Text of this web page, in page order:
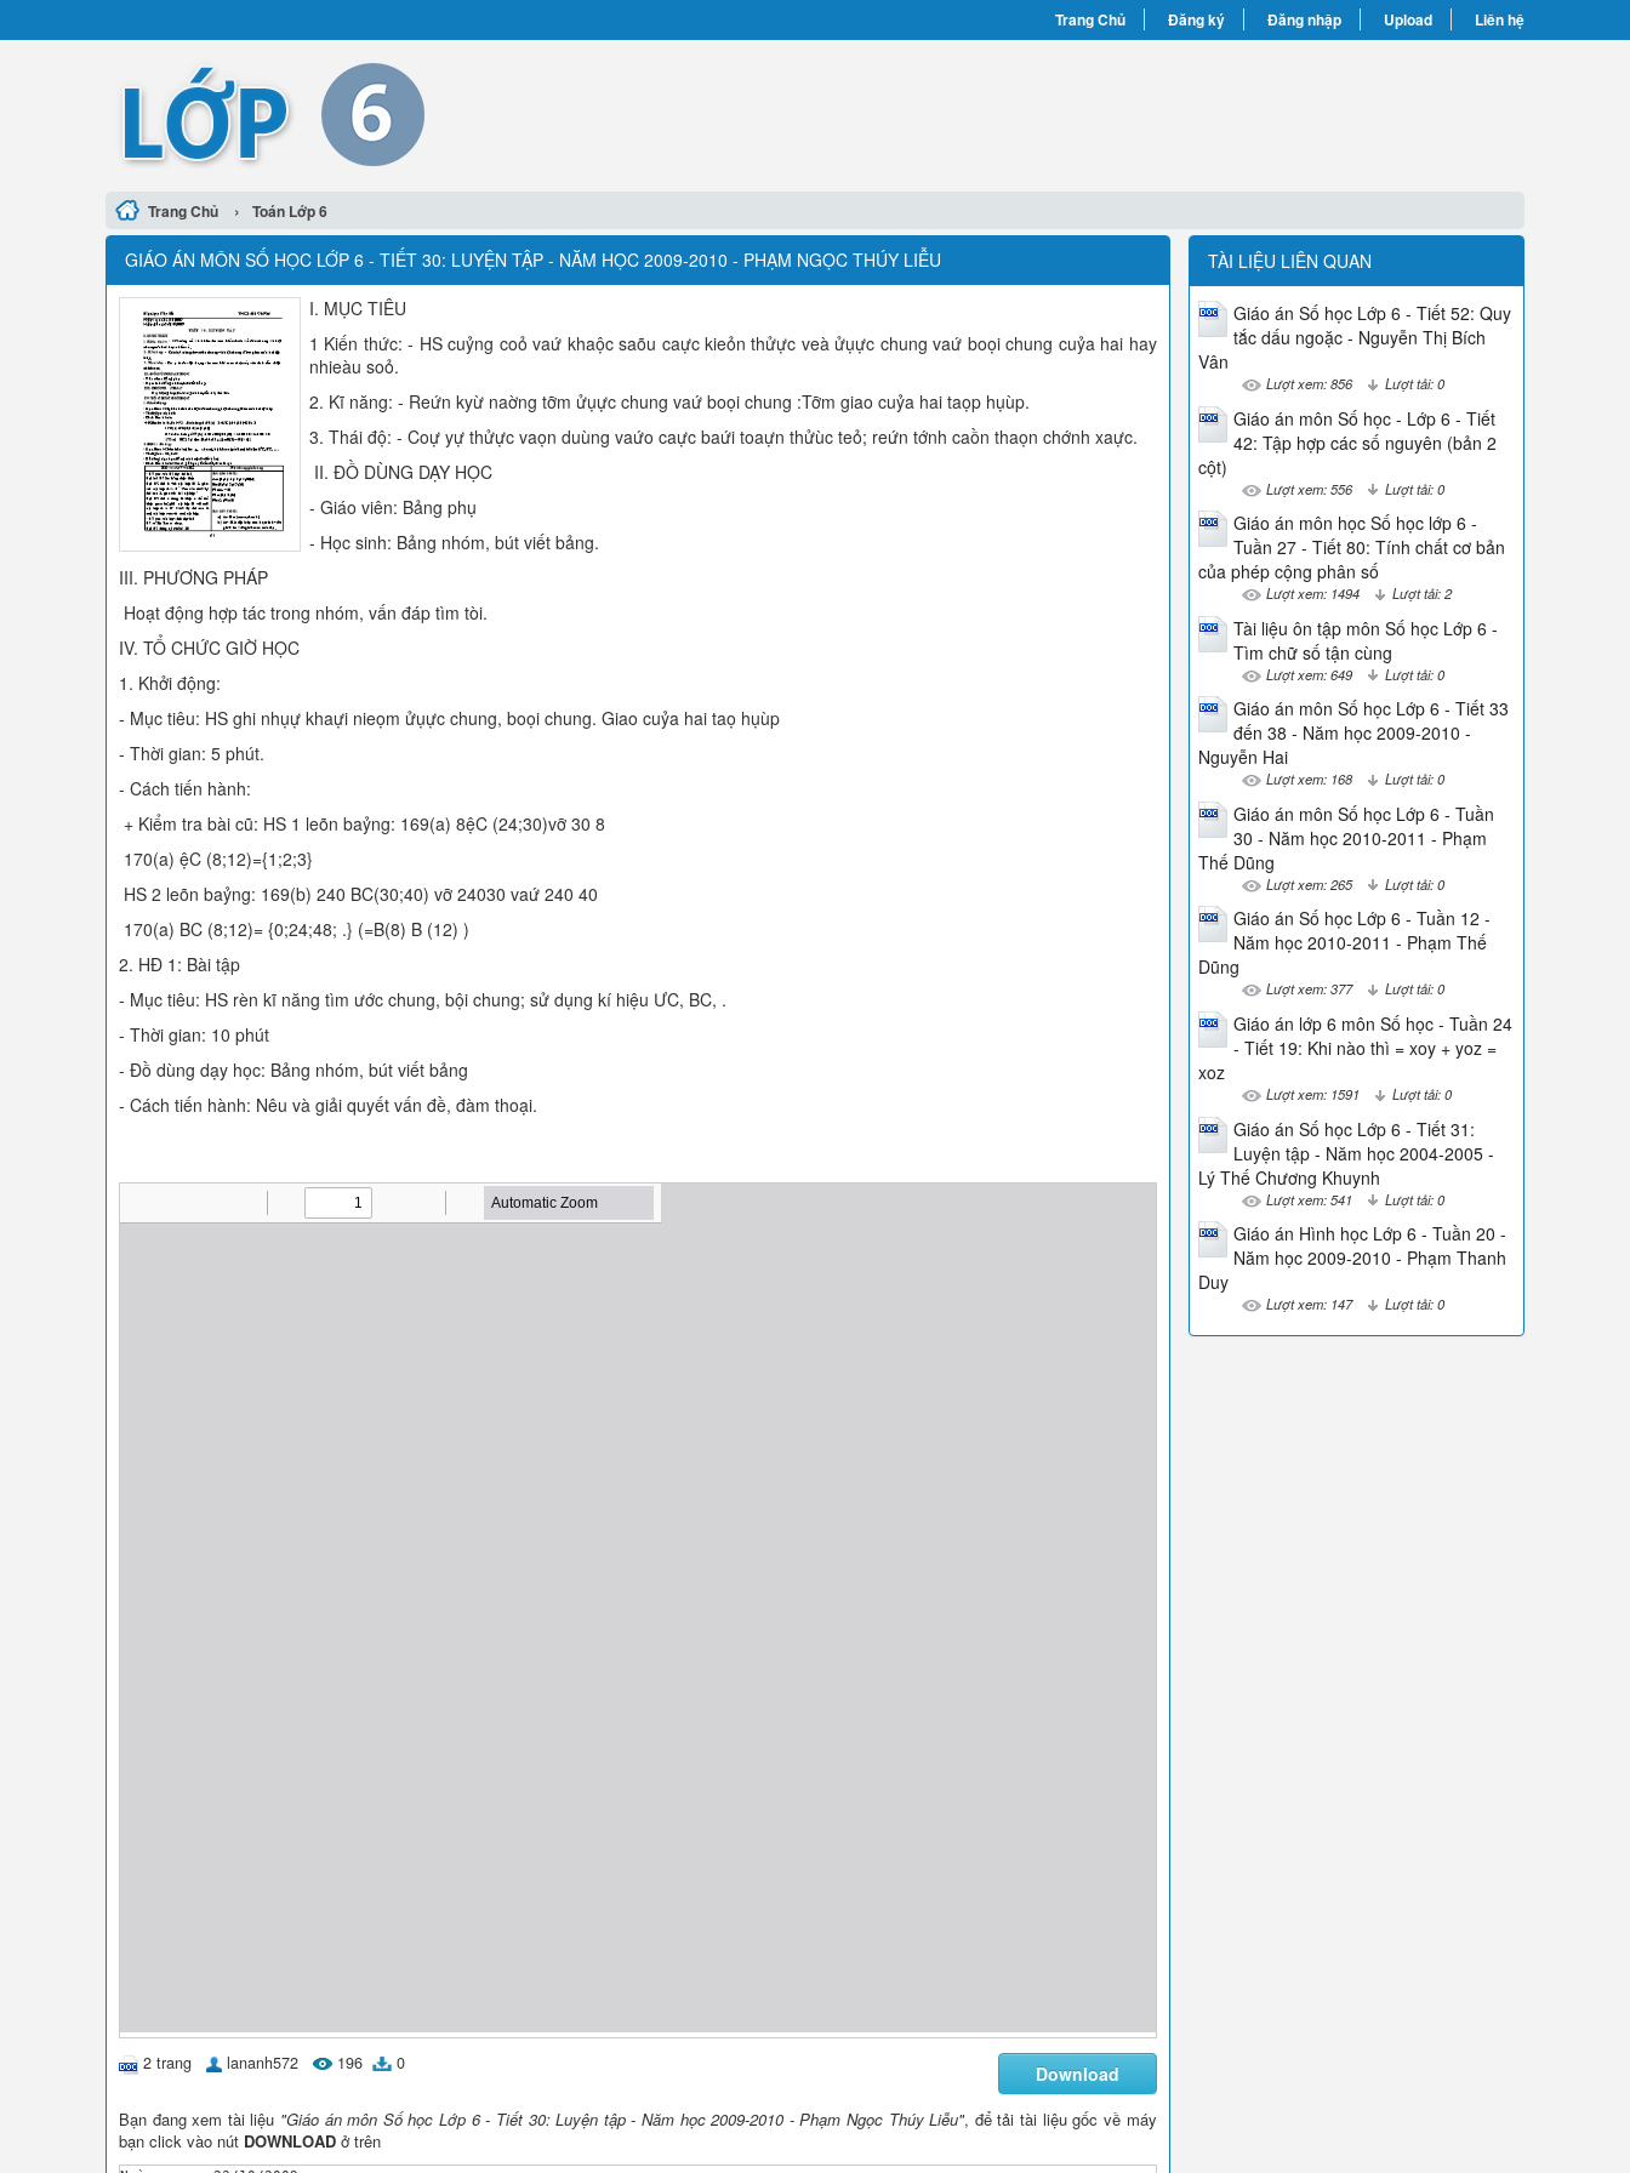
Trang Chủ Đăng ký Đăng nhập Upload Liên hệ
Trang Chủ › Toán Lớp 6
GIÁO ÁN MÔN SỐ HỌC LỚP 6 - TIẾT 30: LUYỆN TẬP - NĂM HỌC 2009-2010 - PHẠM NGỌC THÚY LIỄU
I. MỤC TIÊU
1 Kiến thức: - HS cuỷng coỏ vaứ khaộc saõu caực kieỏn thửực veà ửụực chung vaứ boọi chung cuỷa hai hay
nhieàu soỏ.
2. Kĩ năng: - Reứn kyừ naờng tỡm ửụực chung vaứ boọi chung :Tỡm giao cuỷa hai taọp hụùp.
3. Thái độ: - Coự yự thửực vaọn duùng vaứo caực baứi toaựn thửùc teỏ; reứn tớnh caồn thaọn chớnh xaực.
II. ĐỒ DÙNG DẠY HỌC
- Giáo viên: Bảng phụ
- Học sinh: Bảng nhóm, bút viết bảng.
III. PHƯƠNG PHÁP
Hoạt động hợp tác trong nhóm, vấn đáp tìm tòi.
IV. TỔ CHỨC GIỜ HỌC
1. Khởi động:
- Mục tiêu: HS ghi nhụự khaựi nieọm ửụực chung, boọi chung. Giao cuỷa hai taọ hụùp
- Thời gian: 5 phút.
- Cách tiến hành:
+ Kiểm tra bài cũ: HS 1 leõn baỷng: 169(a) 8ệC (24;30)vỡ 30 8
170(a) ệC (8;12)={1;2;3}
HS 2 leõn baỷng: 169(b) 240 BC(30;40) vỡ 24030 vaứ 240 40
170(a) BC (8;12)= {0;24;48; .} (=B(8) B (12) )
2. HĐ 1: Bài tập
- Mục tiêu: HS rèn kĩ năng tìm ước chung, bội chung; sử dụng kí hiệu ƯC, BC, .
- Thời gian: 10 phút
- Đồ dùng dạy học: Bảng nhóm, bút viết bảng
- Cách tiến hành: Nêu và giải quyết vấn đề, đàm thoại.
2 trang lananh572 196 0 Download
Bạn đang xem tài liệu "Giáo án môn Số học Lớp 6 - Tiết 30: Luyện tập - Năm học 2009-2010 - Phạm Ngọc Thúy Liễu", để tải tài liệu gốc về máy
bạn click vào nút DOWNLOAD ở trên
TÀI LIỆU LIÊN QUAN
Giáo án Số học Lớp 6 - Tiết 52: Quy
tắc dấu ngoặc - Nguyễn Thị Bích
Vân
Lượt xem: 856 Lượt tải: 0
Giáo án môn Số học - Lớp 6 - Tiết
42: Tập hợp các số nguyên (bản 2
cột)
Lượt xem: 556 Lượt tải: 0
Giáo án môn học Số học lớp 6 -
Tuần 27 - Tiết 80: Tính chất cơ bản
của phép cộng phân số
Lượt xem: 1494 Lượt tải: 2
Tài liệu ôn tập môn Số học Lớp 6 -
Tìm chữ số tận cùng
Lượt xem: 649 Lượt tải: 0
Giáo án môn Số học Lớp 6 - Tiết 33
đến 38 - Năm học 2009-2010 -
Nguyễn Hai
Lượt xem: 168 Lượt tải: 0
Giáo án môn Số học Lớp 6 - Tuần
30 - Năm học 2010-2011 - Phạm
Thế Dũng
Lượt xem: 265 Lượt tải: 0
Giáo án Số học Lớp 6 - Tuần 12 -
Năm học 2010-2011 - Phạm Thế
Dũng
Lượt xem: 377 Lượt tải: 0
Giáo án lớp 6 môn Số học - Tuần 24
- Tiết 19: Khi nào thì = xoy + yoz =
xoz
Lượt xem: 1591 Lượt tải: 0
Giáo án Số học Lớp 6 - Tiết 31:
Luyện tập - Năm học 2004-2005 -
Lý Thế Chương Khuynh
Lượt xem: 541 Lượt tải: 0
Giáo án Hình học Lớp 6 - Tuần 20 -
Năm học 2009-2010 - Phạm Thanh
Duy
Lượt xem: 147 Lượt tải: 0